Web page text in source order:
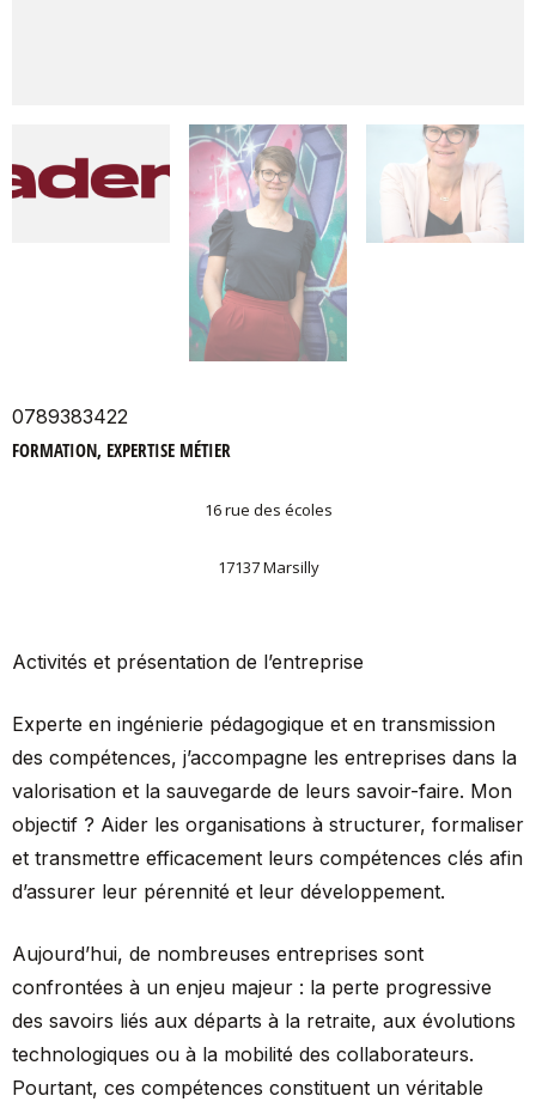
0789383422
FORMATION, EXPERTISE MÉTIER
16 rue des écoles
17137 Marsilly
Activités et présentation de l’entreprise
Experte en ingénierie pédagogique et en transmission
des compétences, j’accompagne les entreprises dans la
valorisation et la sauvegarde de leurs savoir-faire. Mon
objectif ? Aider les organisations à structurer, formaliser
et transmettre efficacement leurs compétences clés afin
d’assurer leur pérennité et leur développement.
Aujourd’hui, de nombreuses entreprises sont
confrontées à un enjeu majeur : la perte progressive
des savoirs liés aux départs à la retraite, aux évolutions
technologiques ou à la mobilité des collaborateurs.
Pourtant, ces compétences constituent un véritable